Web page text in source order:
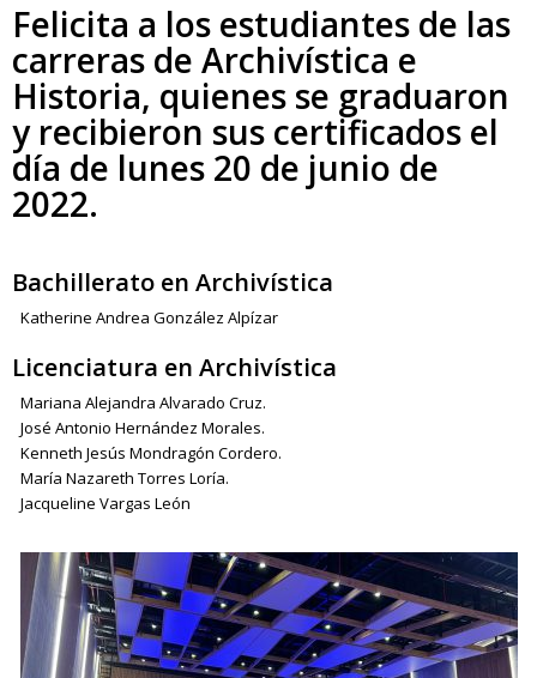
Felicita a los estudiantes de las
carreras de Archivística e
Historia, quienes se graduaron
y recibieron sus certificados el
día de lunes 20 de junio de
2022.
Bachillerato en Archivística
Katherine Andrea González Alpízar
Licenciatura en Archivística
Mariana Alejandra Alvarado Cruz.
José Antonio Hernández Morales.
Kenneth Jesús Mondragón Cordero.
María Nazareth Torres Loría.
Jacqueline Vargas León